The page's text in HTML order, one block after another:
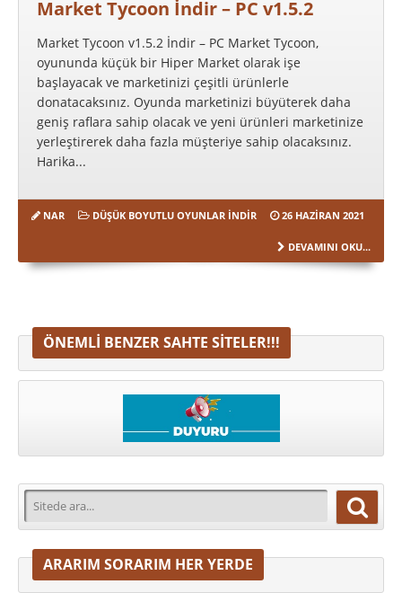
Market Tycoon İndir – PC v1.5.2
Market Tycoon v1.5.2 İndir – PC Market Tycoon,
oyununda küçük bir Hiper Market olarak işe
başlayacak ve marketinizi çeşitli ürünlerle
donatacaksınız. Oyunda marketinizi büyüterek daha
geniş raflara sahip olacak ve yeni ürünleri marketinize
yerleştirerek daha fazla müşteriye sahip olacaksınız.
Harika...
NAR DÜŞÜK BOYUTLU OYUNLAR İNDIR 26 HAZIRAN 2021
DEVAMINI OKU...
ÖNEMLI BENZER SAHTE SITELER!!!
ARARIM SORARIM HER YERDE